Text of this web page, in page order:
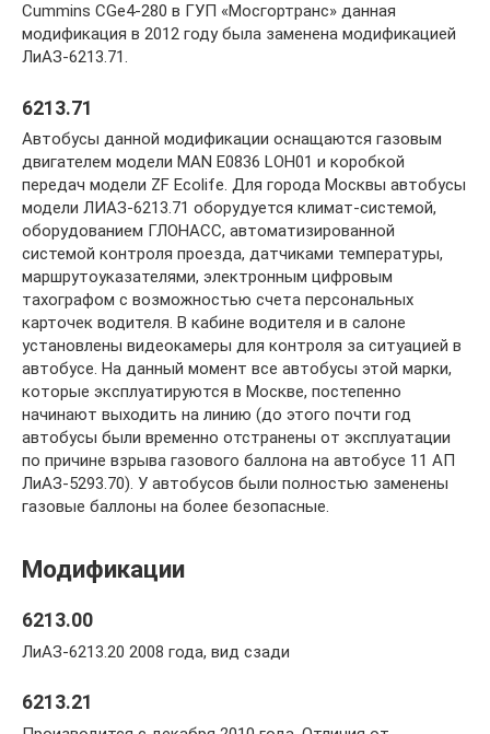
Cummins CGe4-280 в ГУП «Мосгортранс» данная
модификация в 2012 году была заменена модификацией
ЛиАЗ-6213.71.
6213.71
Автобусы данной модификации оснащаются газовым
двигателем модели MAN E0836 LOH01 и коробкой
передач модели ZF Ecolife. Для города Москвы автобусы
модели ЛИАЗ-6213.71 оборудуется климат-системой,
оборудованием ГЛОНАСС, автоматизированной
системой контроля проезда, датчиками температуры,
маршрутоуказателями, электронным цифровым
тахографом с возможностью счета персональных
карточек водителя. В кабине водителя и в салоне
установлены видеокамеры для контроля за ситуацией в
автобусе. На данный момент все автобусы этой марки,
которые эксплуатируются в Москве, постепенно
начинают выходить на линию (до этого почти год
автобусы были временно отстранены от эксплуатации
по причине взрыва газового баллона на автобусе 11 АП
ЛиАЗ-5293.70). У автобусов были полностью заменены
газовые баллоны на более безопасные.
Модификации
6213.00
ЛиАЗ-6213.20 2008 года, вид сзади
6213.21